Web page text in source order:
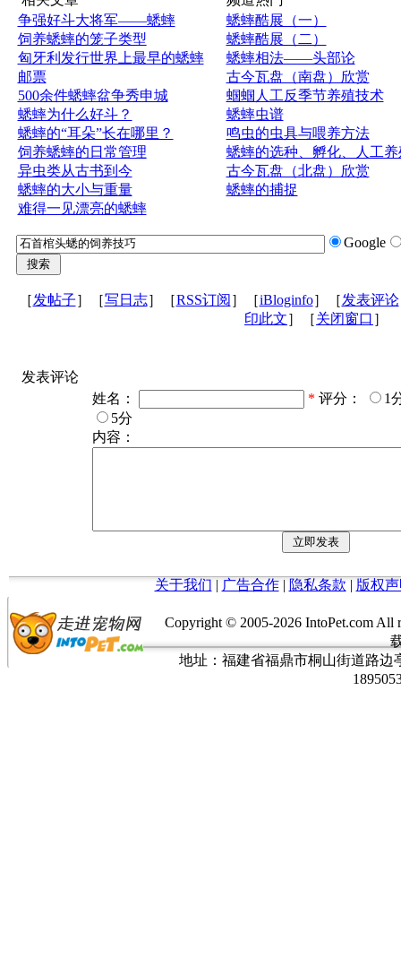
争强好斗大将军——蟋蟀
饲养蟋蟀的笼子类型
匈牙利发行世界上最早的蟋蟀
邮票
500余件蟋蟀盆争秀申城
蟋蟀为什么好斗？
蟋蟀的“耳朵”长在哪里？
饲养蟋蟀的日常管理
异虫类从古书到今
蟋蟀的大小与重量
难得一见漂亮的蟋蟀
蟋蟀酷展（一）
蟋蟀酷展（二）
蟋蟀相法——头部论
古今瓦盘（南盘）欣赏
蝈蝈人工反季节养殖技术
蟋蟀虫谱
鸣虫的虫具与喂养方法
蟋蟀的选种、孵化、人工养
古今瓦盘（北盘）欣赏
蟋蟀的捕捉
Google
［发帖子］［写日志］［RSS订阅 ］［iBloginfo］［发表评论
印此文］［关闭窗口 ］
发表评论
姓名：
* 评分：
1
5分
内容：
关于我们 | 广告合作| 隐私条款 | 版权
Copyright © 2005-2026 IntoPet.com
地址：福建省福鼎市桐山街道路边